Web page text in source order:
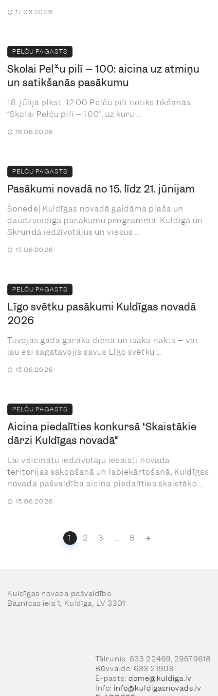
17.06.2026
PELČU PAGASTS
Skolai Pelču pilī – 100: aicina uz atmiņu
un satikšanās pasākumu
18. jūlijā plkst. 12.00 Pelču pilī notiks tikšanās
“Skolai Pelču pilī – 100”, uz kuru ...
16.06.2026
PELČU PAGASTS
Pasākumi novadā no 15. līdz 21. jūnijam
Šonedēļ Kuldīgas novadā gaidāma plaša un
daudzveidīga pasākumu programma. Kuldīgā un
Skrundā iedzīvotājus un viesus ...
15.06.2026
PELČU PAGASTS
Līgo svētku pasākumi Kuldīgas novadā
2026
Tuvojas gada garākā diena un īsākā nakts – vai
jau esi sagatavojis savus Līgo svētku ...
15.06.2026
PELČU PAGASTS
Aicina piedalīties konkursā “Skaistākie
dārzi Kuldīgas novadā”
Lai veicinātu iedzīvotāju iesaisti novada
teritorijas sakopšanā un labiekārtošanā, Kuldīgas
novada pašvaldība aicina piedalīties skaistāko ...
15.06.2026
1 2 3 ... 8
Kuldīgas novada pašvaldība
Baznīcas iela 1, Kuldīga, LV 3301
Tālrunis: 633 22469, 29579618
Būvvalde: 633 21903
E-pasts: dome@kuldiga.lv
Info: info@kuldigasnovads.lv